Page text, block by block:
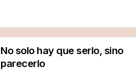
No solo hay que serlo, sino
parecerlo